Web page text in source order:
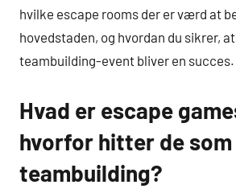
hvilke escape rooms der er værd at
hovedstaden, og hvordan du sikrer,
teambuilding-event bliver en succes.
Hvad er escape
hvorfor hitter de som
teambuilding?